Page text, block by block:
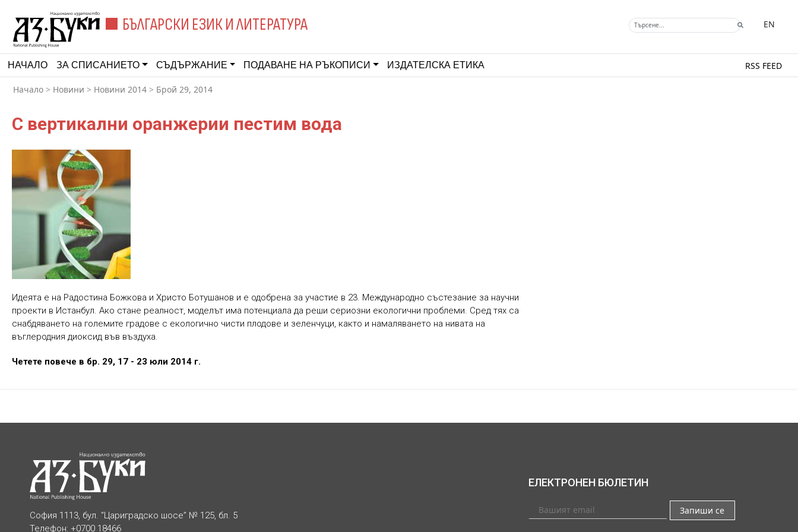
БЪЛГАРСКИ ЕЗИК И ЛИТЕРАТУРА EN
НАЧАЛО ЗА СПИСАНИЕТО СЪДЪРЖАНИЕ ПОДАВАНЕ НА РЪКОПИСИ ИЗДАТЕЛСКА ЕТИКА RSS FEED
Начало > Новини > Новини 2014 > Брой 29, 2014
С вертикални оранжерии пестим вода
Идеята е на Радостина Божкова и Христо Ботушанов и е одобрена за участие в 23. Международно състезание за научни
проекти в Истанбул. Ако стане реалност, моделът има потенциала да реши сериозни екологични проблеми. Сред тях са
снабдяването на големите градове с екологично чисти плодове и зеленчуци, както и намаляването на нивата на
въглеродния диоксид във въздуха.
Четете повече в бр. 29, 17 - 23 юли 2014 г.
София 1113, бул. “Цариградско шосе” № 125, бл. 5
Телефон: +0700 18466
ЕЛЕКТРОНЕН БЮЛЕТИН
Запиши се